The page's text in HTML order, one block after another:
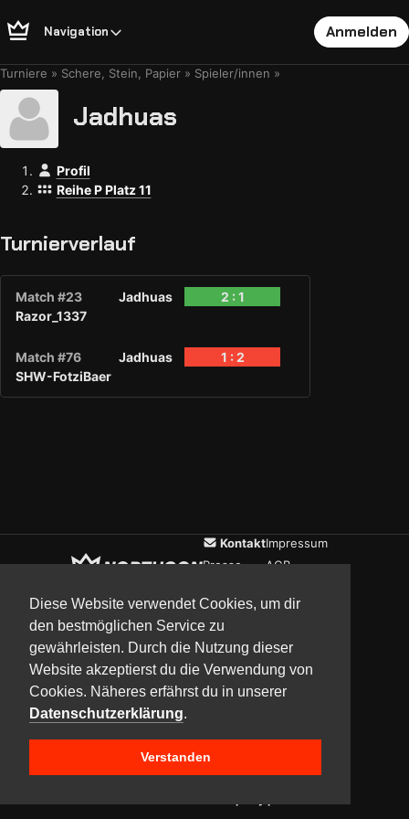
Diese Website verwendet Cookies, um dir
den bestmöglichen Service zu
gewährleisten. Durch die Nutzung dieser
Website akzeptierst du die Verwendung von
Cookies. Näheres erfährst du in unserer
Datenschutzerklärung.
Verstanden
Navigation Anmelden
Turniere Schere, Stein, Papier Spieler/innen
Jadhuas
Profil
Reihe P Platz 11
Turnierverlauf
Match #23 Jadhuas
2 : 1
Razor_1337
Match #76 Jadhuas
1 : 2
SHW-FotziBaer
Kontakt
Presse
Impressum
AGB
UpdatesCommunityMedia